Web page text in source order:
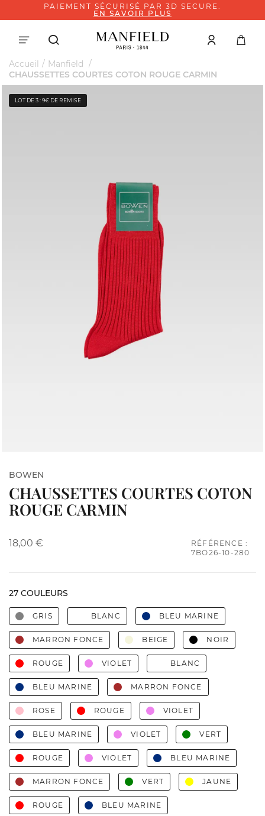
PAIEMENT SÉCURISÉ PAR 3D SECURE.
EN SAVOIR PLUS
Accueil
Manfield
CHAUSSETTES COURTES COTON ROUGE CARMIN
LOT DE 3 : 9€ DE REMISE
BOWEN
CHAUSSETTES COURTES COTON
ROUGE CARMIN
18,00 €
RÉFÉRENCE :
7BO26-10-280
27 COULEURS
GRIS BLANC BLEU MARINE
MARRON FONCE BEIGE NOIR
ROUGE VIOLET BLANC
BLEU MARINE MARRON FONCE
ROSE ROUGE VIOLET
BLEU MARINE VIOLET VERT
ROUGE VIOLET BLEU MARINE
MARRON FONCE VERT JAUNE
ROUGE BLEU MARINE